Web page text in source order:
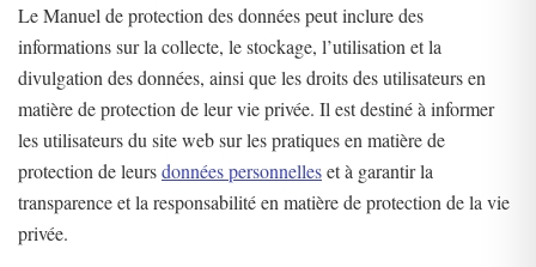
Le Manuel de protection des données peut inclure des
informations sur la collecte, le stockage, l’utilisation et la
divulgation des données, ainsi que les droits des utilisateurs en
matière de protection de leur vie privée. Il est destiné à informer
les utilisateurs du site web sur les pratiques en matière de
protection de leursdonnées personnelleset à garantir la
transparence et la responsabilité en matière de protection de la vie
privée.